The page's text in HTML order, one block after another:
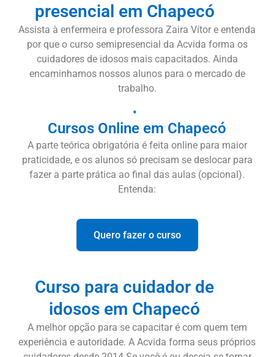
presencial em Chapecó
Assista à enfermeira e professora Zaira Vítor e entenda
por que o curso semipresencial da Acvida forma os
cuidadores de idosos mais capacitados. Ainda
encaminhamos nossos alunos para o mercado de
trabalho.
Cursos Online em Chapecó
A parte teórica obrigatória é feita online para maior
praticidade, e os alunos só precisam se deslocar para
fazer a parte prática ao final das aulas (opcional).
Entenda:
Quero fazer o curso
Curso para cuidador de
idosos em Chapecó
A melhor opção para se capacitar é com quem tem
experiência e autoridade. A Acvida forma seus próprios